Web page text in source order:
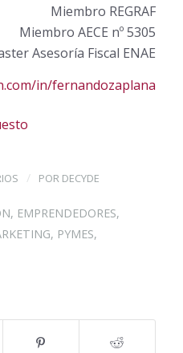
Miembro REGRAF
Miembro AECE nº 5305
Asesoría Fiscal ENAE
in/fernandozaplana
/ POR DECYDE
, EMPRENDEDORES,
, PYMES,